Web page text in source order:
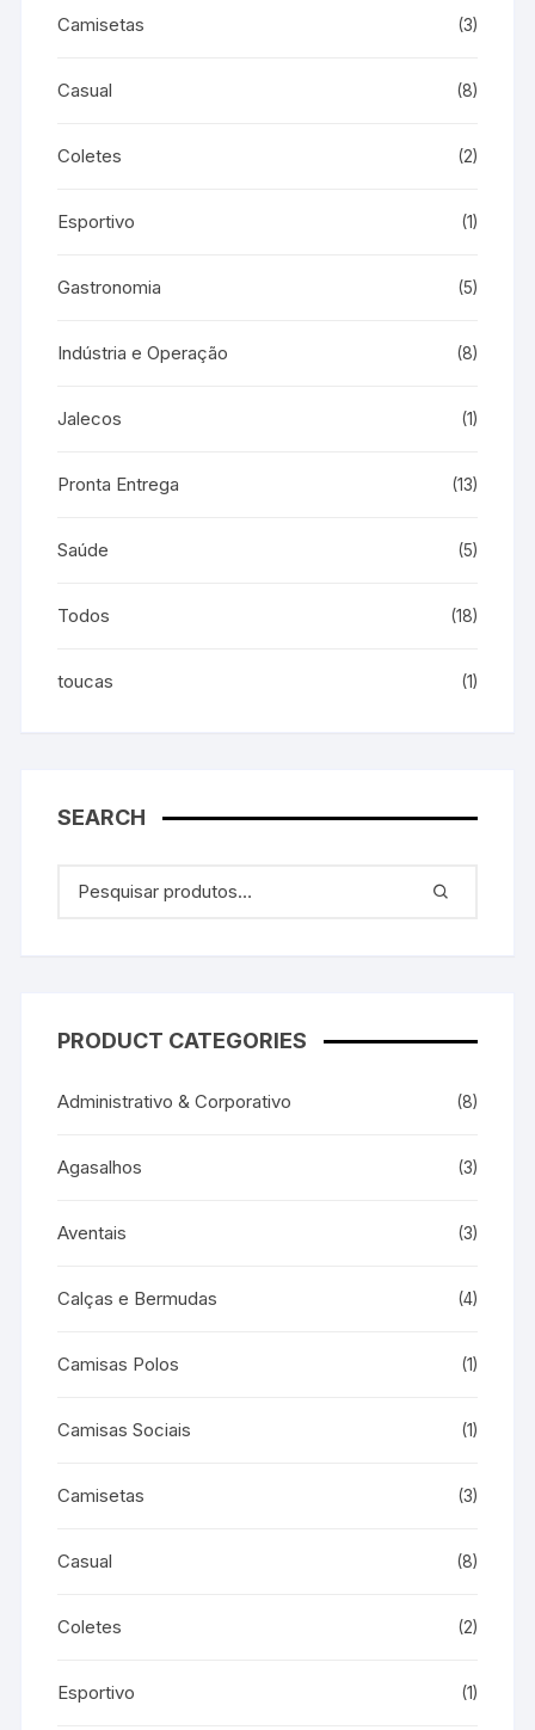
Camisetas (3)
Casual (8)
Coletes (2)
Esportivo (1)
Gastronomia (5)
Indústria e Operação (8)
Jalecos (1)
Pronta Entrega (13)
Saúde (5)
Todos (18)
toucas (1)
SEARCH
PRODUCT CATEGORIES
Administrativo & Corporativo (8)
Agasalhos (3)
Aventais (3)
Calças e Bermudas (4)
Camisas Polos (1)
Camisas Sociais (1)
Camisetas (3)
Casual (8)
Coletes (2)
Esportivo (1)